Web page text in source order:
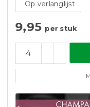
Op verlanglijst
9,95 per stuk